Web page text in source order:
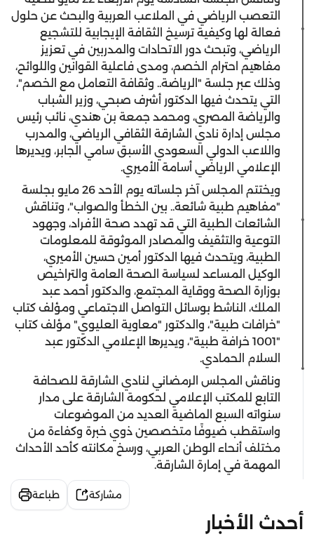
التعصب الرياضي في الملاعب العربية والبحث عن حلول
فعالة لها وكيفية ترسيخ الثقافة الإيجابية للتشجيع
الرياضي، وتبحث دور الاتحادات والمدربين في تعزيز
مفاهيم احترام الخصم، ومدى فاعلية القوانين واللوائح،
وذلك عبر جلسة "الرياضة.. وثقافة التعامل مع الخصم"،
التي يتحدث فيها الدكتور أشرف صبحي، وزير الشباب
والرياضة المصري، ومحمد جمعة بن هندي، نائب رئيس
مجلس إدارة نادي الشارقة الثقافي الرياضي، والمدرب
واللاعب الدولي السعودي الأسبق سامي الجابر، ويديرها
الإعلامي الرياضي أسامة الأميري.
ويختتم المجلس آخر جلساته يوم الأحد 26 مايو بجلسة
"مفاهيم طبية شائعة.. بين الخطأ والصواب"، وتناقش
الشائعات الطبية التي قد تهدد صحة الأفراد، وجهود
التوعية والتثقيف والمصادر الموثوقة للمعلومات
الطبية، ويتحدث فيها الدكتور أمين حسين الأميري،
الوكيل المساعد لسياسة الصحة العامة والتراخيص
بوزارة الصحة ووقاية المجتمع، والدكتور أحمد عبد
الملك، الناشط بوسائل التواصل الاجتماعي ومؤلف كتاب
"خرافات طبية"، والدكتور "معاوية العليوي" مؤلف كتاب
"1001 خرافة طبية"، ويديرها الإعلامي الدكتور عبد
السلام الحمادي.
وناقش المجلس الرمضاني لنادي الشارقة للصحافة
التابع للمكتب الإعلامي لحكومة الشارقة على مدار
سنواته السبع الماضية العديد من الموضوعات
واستقطب ضيوفًا متخصصين ذوي خبرة وكفاءة من
مختلف أنحاء الوطن العربي، ورسخ مكانته كأحد الأحداث
المهمة في إمارة الشارقة.
مشاركة طباعة
أحدث الأخبار